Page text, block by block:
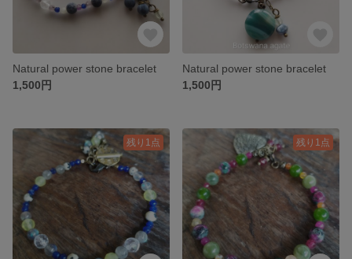
Natural power stone bracelet
1,500円
Natural power stone bracelet
1,500円
残り1点 残り1点